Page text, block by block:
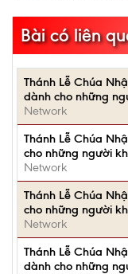
Bài có liên
Thánh Lễ Chúa
dành cho những
Network
Thánh Lễ Chúa
cho những người
Network
Thánh Lễ Chúa
cho những người
Network
Thánh Lễ Chúa
dành cho những